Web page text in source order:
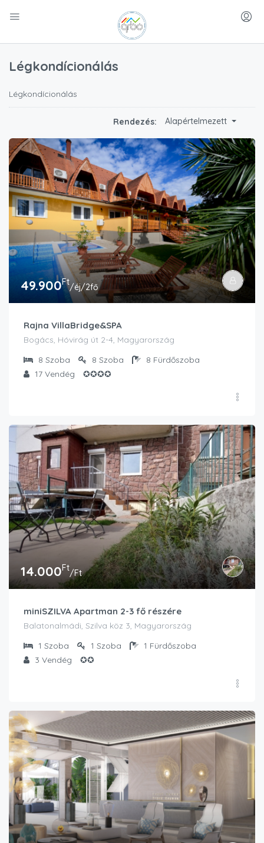
Légkondícionálás
Légkondícionálás
Rendezés: Alapértelmezett
49.900Ft/éj/2fő
Rajna VillaBridge&SPA
Bogács, Hóvirág út 2-4, Magyarország
8 Szoba 8 Szoba 8 Fürdőszoba
17 Vendég ✪✪✪✪
14.000Ft/Ft
miniSZILVA Apartman 2-3 fő részére
Balatonalmádi, Szilva köz 3, Magyarország
1 Szoba 1 Szoba 1 Fürdőszoba
3 Vendég ✪✪